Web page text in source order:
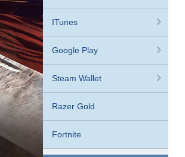
ITunes
Google Play
Steam Wallet
Razer Gold
Fortnite